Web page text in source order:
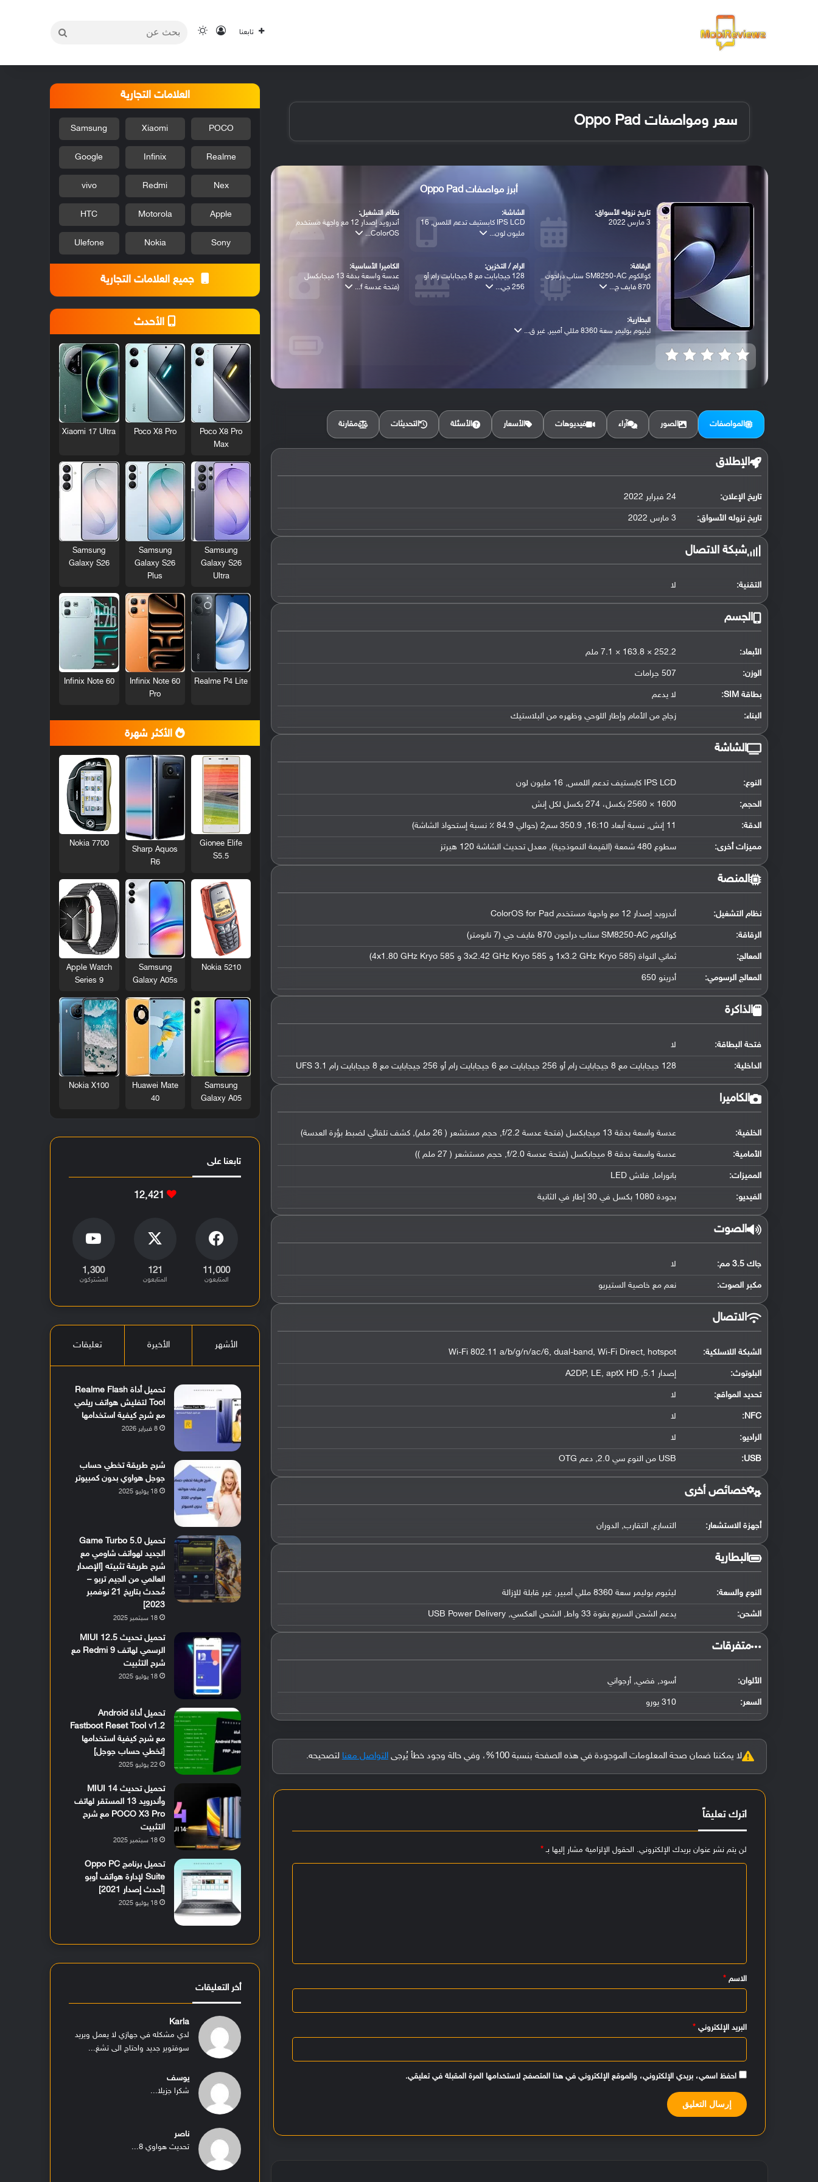
تابعنا تسجيل الدخول
الوضع المظلم
سعر ومواصفات Oppo Pad
أبرز مواصفات Oppo Pad
تاريخ نزوله الأسواق:
3 مارس 2022
الشاشة:
IPS LCD كابستيف تدعم اللمس, 16
مليون لون...
نظام التشغيل:
أندرويد إصدار 12 مع واجهة مستخدم
ColorOS...
الرقاقة:
كوالكوم SM8250-AC سناب دراجون
870 فايف ج...
الرام / التخزين:
128 جيجابايت مع 8 جيجابايت رام أو
256 جي...
الكاميرا الأساسية:
عدسة واسعة بدقة 13 ميجابكسل
(فتحة عدسة f...
البطارية:
ليثيوم بوليمر سعة 8360 مللي أمبير, غير ق...
المواصفات الصور آراء فيديوهات الأسعار الأسئلة التحديثات مقارنة
الإطلاق
تاريخ الإعلان: 24 فبراير 2022
تاريخ نزوله الأسواق: 3 مارس 2022
شبكة الاتصال
التقنية: لا
الجسم
الأبعاد: 252.2 × 163.8 × 7.1 ملم
الوزن: 507 جرامات
بطاقة SIM: لا يدعم
البناء: زجاج من الأمام وإطار اللوحي وظهره من البلاستيك
الشاشة
النوع: IPS LCD كابستيف تدعم اللمس, 16 مليون لون
الحجم: 1600 × 2560 بكسل، 274 بكسل لكل إنش
الدقة: 11 إنش, نسبة أبعاد 16:10, 350.9 سم2 (حوالي 84.9 ٪ نسبة إستحواذ الشاشة)
مميزات أخرى: سطوع 480 شمعة (القيمة النموذجية), معدل تحديث الشاشة 120 هيرتز
المنصة
نظام التشغيل: أندرويد إصدار 12 مع واجهة مستخدم ColorOS for Pad
الرقاقة: كوالكوم SM8250-AC سناب دراجون 870 فايف جي (7 نانومتر)
المعالج: ثماني النواة (1x3.2 GHz Kryo 585 و 3x2.42 GHz Kryo 585 و 4x1.80 GHz Kryo 585)
المعالج الرسومي: أدرينو 650
الذاكرة
فتحة البطاقة: لا
الداخلية: 128 جيجابايت مع 8 جيجابايت رام أو 256 جيجابايت مع 6 جيجابايت رام أو 256 جيجابايت مع 8 جيجابايت رام UFS 3.1
الكاميرا
الخلفية: عدسة واسعة بدقة 13 ميجابكسل (فتحة عدسة f/2.2, حجم مستشعر ( 26 ملم), كشف تلقائي لضبط بؤرة العدسة)
الأمامية: عدسة واسعة بدقة 8 ميجابكسل (فتحة عدسة f/2.0, حجم مستشعر ( 27 ملم ))
المميزات: بانوراما, فلاش LED
الفيديو: بجودة 1080 بكسل في 30 إطار في الثانية
الصوت
جاك 3.5 مم: لا
مكبر الصوت: نعم مع خاصية الستيريو
الاتصال
الشبكة اللاسلكية: Wi-Fi 802.11 a/b/g/n/ac/6, dual-band, Wi-Fi Direct, hotspot
البلوتوث: إصدار 5.1, A2DP, LE, aptX HD
تحديد المواقع: لا
NFC
: لا
الراديو: لا
USB
: USB من النوع سي 2.0, دعم OTG
خصائص أخرى
أجهزة الاستشعار: التسارع, التقارب, الدوران
البطارية
النوع والسعة: ليثيوم بوليمر سعة 8360 مللي أمبير, غير قابلة للإزالة
الشحن: يدعم الشحن السريع بقوة 33 واط, الشحن العكسي, USB Power Delivery
‏متفرقات‏
الألوان: أسود, فضي, أرجواني
السعر: 310 يورو
لا يمكننا ضمان صحة المعلومات الموجودة في هذه الصفحة بنسبة 100%، وفي حالة وجود خطأ يُرجى التواصل معنا لتصحيحه.
اترك تعليقاً
لن يتم نشر عنوان بريدك الإلكتروني. الحقول الإلزامية مشار إليها بـ*
الاسم*
البريد الإلكتروني*
احفظ اسمي، بريدي الإلكتروني، والموقع الإلكتروني في هذا المتصفح لاستخدامها المرة المقبلة في تعليقي.
العلامات التجارية
POCO
Xiaomi
Samsung
Realme
Infinix
Google
Nex
Redmi
vivo
Apple
Motorola
HTC
Sony
Nokia
Ulefone
جميع العلامات التجارية
الأحدث
Poco X8 Pro
Max
Poco X8 Pro
Xiaomi 17 Ultra
Samsung
Galaxy S26
Ultra
Samsung
Galaxy S26
Plus
Samsung
Galaxy S26
Realme P4 Lite
Infinix Note 60
Pro
Infinix Note 60
الأكثر شهرة
Gionee Elife
S5.5
Sharp Aquos
R6
Nokia 7700
Nokia 5210
Samsung
Galaxy A05s
Apple Watch
Series 9
Samsung
Galaxy A05
Huawei Mate
40
Nokia X100
تابعنا على
12٬421
11٬000
المتابعون
121
المتابعون
1٬300
المشتركون
الأشهر الأخيرة تعليقات
تحميل أداة Realme Flash
Tool لتفليش هواتف ريلمي
مع شرح كيفية استخدامها
8 فبراير 2026
شرح طريقة تخطي حساب
جوجل هواوي بدون كمبيوتر
18 يوليو 2025
تحميل Game Turbo 5.0
الجديد لهواتف شاومي مع
شرح طريقة تثبيته [الإصدار
العالمي من الجيم تربو –
مُحدث بتاريخ 21 نوفمبر
2023]
18 سبتمبر 2025
تحميل تحديث MIUI 12.5
الرسمي لهاتف Redmi 9 مع
شرح التثبيت
18 يوليو 2025
تحميل أداة Android
Fastboot Reset Tool v1.2
مع شرح كيفية استخدامها
[تخطي حساب جوجل]
22 يوليو 2025
تحميل تحديث MIUI 14
وأندرويد 13 المستقر لهاتف
POCO X3 Pro مع شرح
التثبيت
18 سبتمبر 2025
تحميل برنامج Oppo PC
Suite لإدارة هواتف أوبو
[أحدث إصدار 2021]
18 يوليو 2025
أخر التعليقات
Karla
لدي مشكله في جهازي لا يعمل ويريد
سوفتوير جديد واحتاج الى تشغ...
يوسف
شكرا جزيلا...
ناصر
تحديث هواوي 8...